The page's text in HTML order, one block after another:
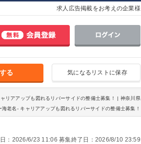
求人広告掲載をお考えの企業様
気になるリストに保存
る
リアアップも図れるリバーサイドの整備士募集！ | 神奈川県
老名- キャリアアップも図れるリバーサイドの整備士募集！
：2026/6/23 11:06 募集終了日：2026/8/10 23:59